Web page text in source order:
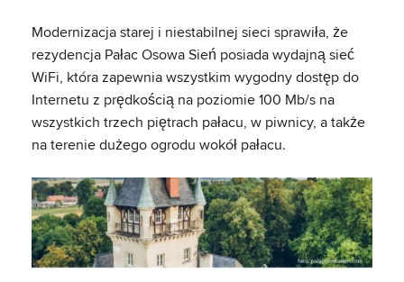
Modernizacja starej i niestabilnej sieci sprawiła, że
rezydencja Pałac Osowa Sień posiada wydajną sieć
WiFi, która zapewnia wszystkim wygodny dostęp do
Internetu z prędkością na poziomie 100 Mb/s na
wszystkich trzech piętrach pałacu, w piwnicy, a także
na terenie dużego ogrodu wokół pałacu.